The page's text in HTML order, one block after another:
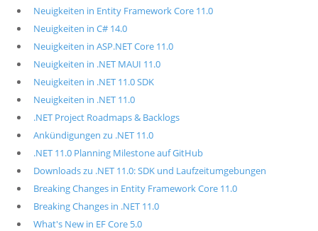
Neuigkeiten in Entity Framework Core 11.0
Neuigkeiten in C# 14.0
Neuigkeiten in ASP.NET Core 11.0
Neuigkeiten in .NET MAUI 11.0
Neuigkeiten in .NET 11.0 SDK
Neuigkeiten in .NET 11.0
.NET Project Roadmaps & Backlogs
Ankündigungen zu .NET 11.0
.NET 11.0 Planning Milestone auf GitHub
Downloads zu .NET 11.0: SDK und Laufzeitumgebungen
Breaking Changes in Entity Framework Core 11.0
Breaking Changes in .NET 11.0
What's New in EF Core 5.0